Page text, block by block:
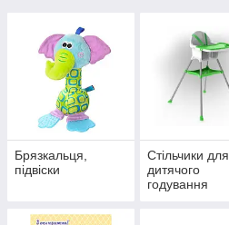
Брязкальця,
підвіски
Стільчики для
дитячого
годування